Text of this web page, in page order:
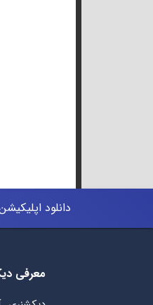
دانلود
معرفی